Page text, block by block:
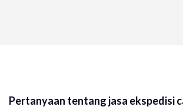
Pertanyaan tentang jasa ekspedisi